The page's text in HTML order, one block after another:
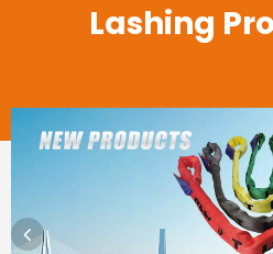
Lashing